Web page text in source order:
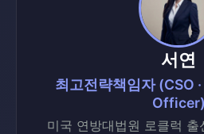
서연
최고전략책임자 (CSO
Officer)
미국 연방대법원 로클럭